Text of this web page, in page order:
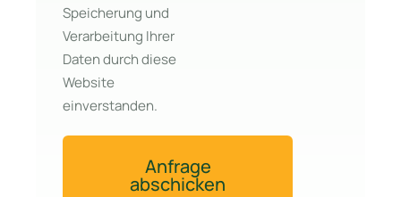
Speicherung und
Verarbeitung Ihrer
Daten durch diese
Website
einverstanden.
Anfrage
abschicken